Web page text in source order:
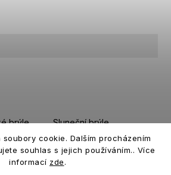
cookie. Dalším procházením
souhlas s jejich používáním.. Více
informací zde.
brýle
Sluneční brýle
brýle
Kontaktní čočky
Roztoky a oční kapky